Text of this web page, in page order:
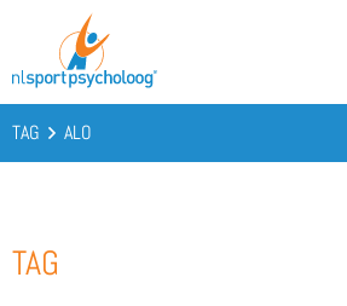
TAG ALO
TAG